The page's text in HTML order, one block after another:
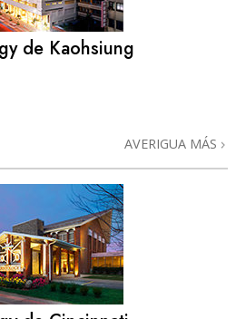
de Kaohsiung
AVERIGUA MÁS